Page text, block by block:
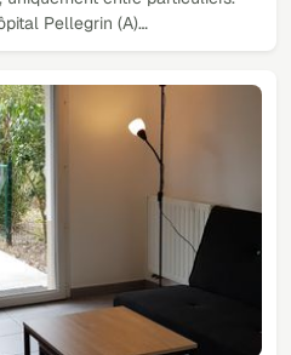
Pellegrin (A)…